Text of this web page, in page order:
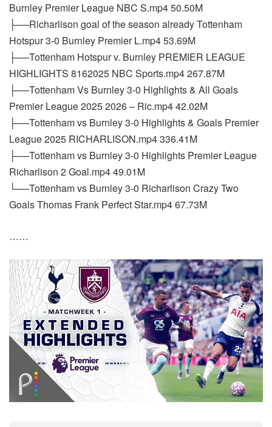
Burnley Premier League NBC S.mp4 50.50M
├──Richarlison goal of the season already Tottenham
Hotspur 3-0 Burnley Premier L.mp4 53.69M
├──Tottenham Hotspur v. Burnley PREMIER LEAGUE
HIGHLIGHTS 8162025 NBC Sports.mp4 267.87M
├──Tottenham Vs Burnley 3-0 Highlights & All Goals
Premier League 2025 2026 – Ric.mp4 42.02M
├──Tottenham vs Burnley 3-0 Highlights & Goals Premier
League 2025 RICHARLISON.mp4 336.41M
├──Tottenham vs Burnley 3-0 Highlights Premier League
Richarlison 2 Goal.mp4 49.01M
└──Tottenham vs Burnley 3-0 Richarlison Crazy Two
Goals Thomas Frank Perfect Star.mp4 67.73M
……